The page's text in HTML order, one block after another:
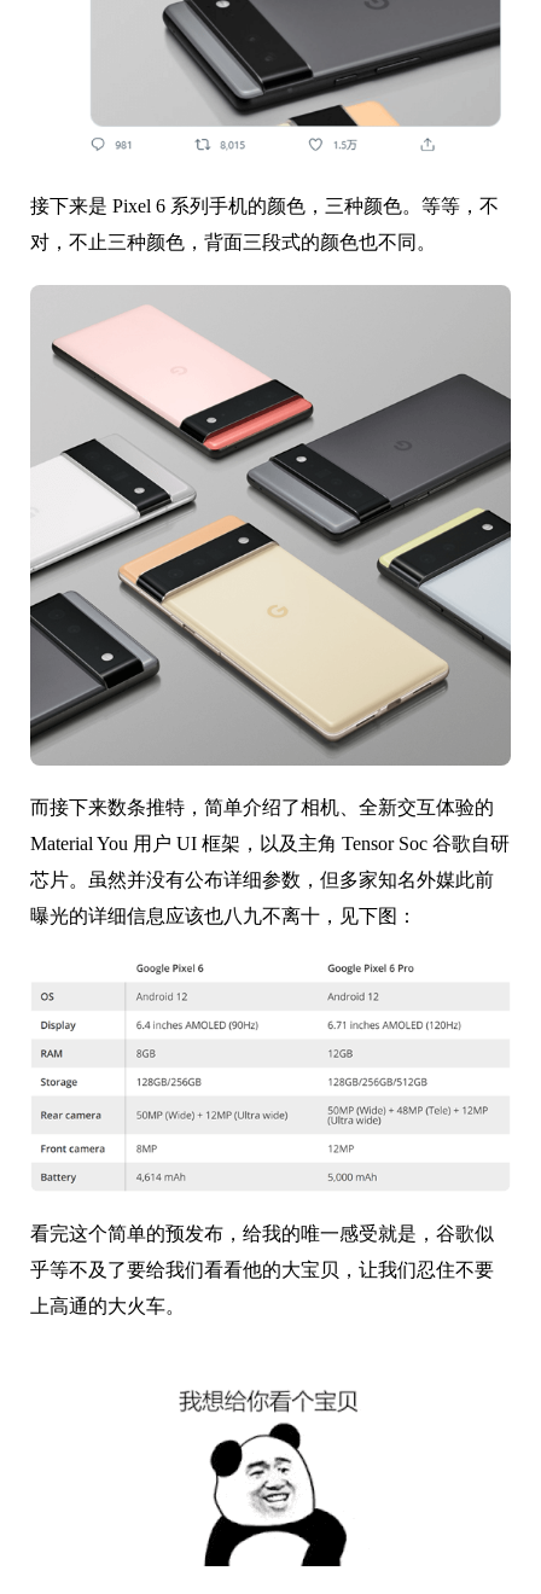
接下来是 Pixel 6 系列手机的颜色，三种颜色。 等等，不
对，不止三种颜色，背面三段式的颜色也不同。
而接下来数条推特，简单介绍了相机、全新交互体验的
Material You 用户 UI 框架，以及主角 Tensor Soc 谷歌自研
芯片。虽然并没有公布详细参数，但多家知名外媒此前
曝光的详细信息应该也八九不离十，见下图：
看完这个简单的预发布，给我的唯一感受就是，谷歌似
乎等不及了要给我们看看他的大宝贝，让我们忍住不要
上高通的大火车。